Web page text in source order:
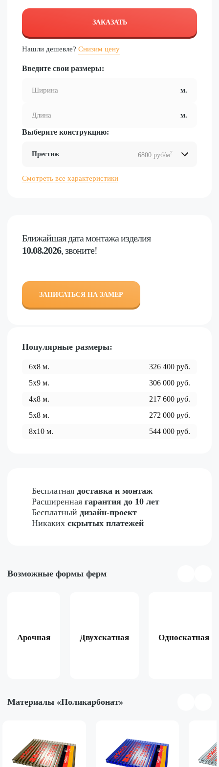
Ближайшая датамонтажа изделия
10.08.2026, звоните!
ЗАПИСАТЬСЯ НА ЗАМЕР
Популярные размеры:
6x8 м. 326 400 руб.
5x9 м. 306 000 руб.
4x8 м. 217 600 руб.
5x8 м. 272 000 руб.
8x10 м. 544 000 руб.
ЗАКАЗАТЬ
Нашли дешевле? Снизим цену
Введите свои размеры:
Выберите конструкцию:
Престиж 6800 руб/м2
Смотреть все характеристики
Бесплатная доставка и монтаж
Расширенная гарантия до 10 лет
Бесплатный дизайн-проект
Никаких скрытых платежей
Возможные формы ферм
Арочная Двухскатная Односкатная
Материалы «Поликарбонат»